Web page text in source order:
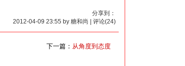
分享到：
2012-04-09 23:55 by 糖和尚 | 评论(24)
下一篇： 从角度到态度